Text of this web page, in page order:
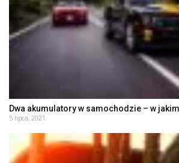
Dwa akumulatory w samochodzie – w
5 lipca, 2021